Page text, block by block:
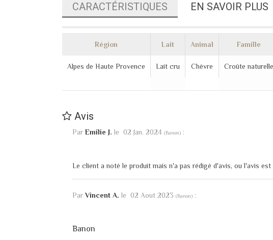
CARACTÉRISTIQUES EN SAVOIR PLUS
Région
Alpes de Haute Provence
Lait
Lait cru
Animal
Chèvre
Famille
Croûte naturelle
Avis
Par Emilie J. le 02 Jan. 2024 (Banon) :
Le client a noté le produit mais n'a pas rédigé d'avis, ou l'avis
ParVincent A. le 02 Aout 2023 (Banon) :
Banon